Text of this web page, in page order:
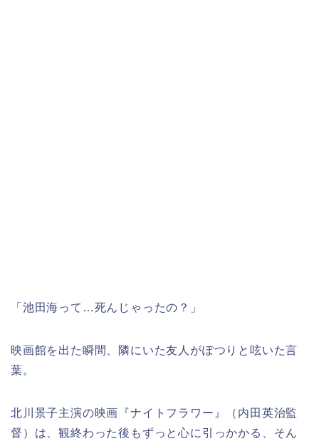
「池田海って…死んじゃったの？」
映画館を出た瞬間、隣にいた友人がぽつりと呟いた言
葉。
北川景子主演の映画『ナイトフラワー』（内田英治監
督）は、観終わった後もずっと心に引っかかる、そん